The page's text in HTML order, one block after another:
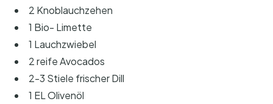
2 Knoblauchzehen
1 Bio- Limette
1 Lauchzwiebel
2 reife Avocados
2-3 Stiele frischer Dill
1 EL Olivenöl